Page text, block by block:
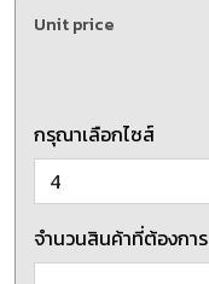
Unit price
กรุณาเลือกไซส์
จำนวนสินค้าที่ต้องการ